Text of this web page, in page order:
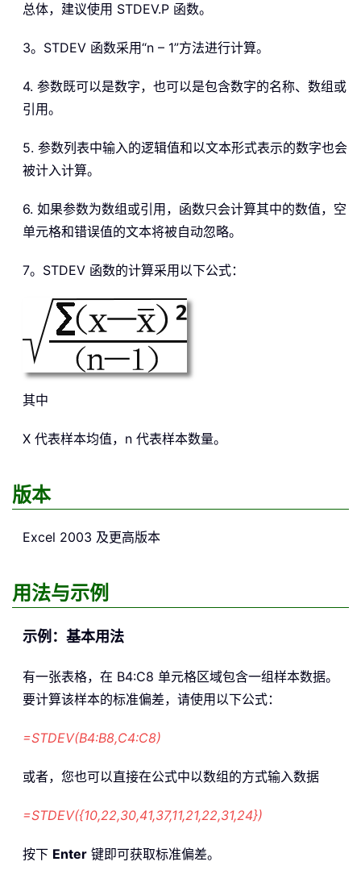
总体，建议使用 STDEV.P 函数。
3。STDEV 函数采用“n – 1”方法进行计算。
4. 参数既可以是数字，也可以是包含数字的名称、数组或
引用。
5. 参数列表中输入的逻辑值和以文本形式表示的数字也会
被计入计算。
6. 如果参数为数组或引用，函数只会计算其中的数值，空
单元格和错误值的文本将被自动忽略。
7。STDEV 函数的计算采用以下公式：
其中
X 代表样本均值，n 代表样本数量。
版本
Excel 2003 及更高版本
用法与示例
示例：基本用法
有一张表格，在 B4:C8 单元格区域包含一组样本数据。
要计算该样本的标准偏差，请使用以下公式：
=STDEV(B4:B8,C4:C8)
或者，您也可以直接在公式中以数组的方式输入数据
=STDEV({10,22,30,41,37,11,21,22,31,24})
按下 Enter 键即可获取标准偏差。